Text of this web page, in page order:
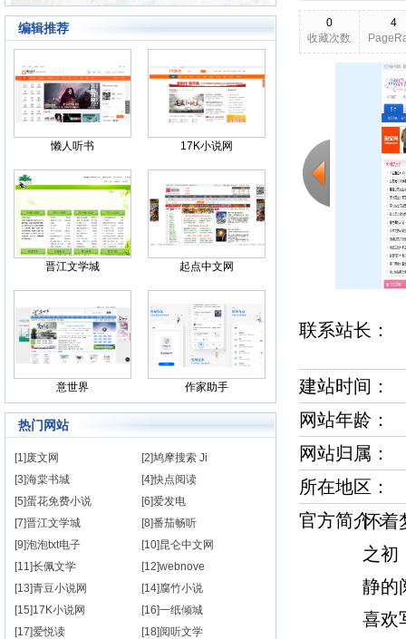
编辑推荐
懒人听书 17K小说网
晋江文学城 起点中文网
意世界 作家助手
热门网站
[1]废文网
[2]鸠摩搜索 Ji
[3]海棠书城
[4]快点阅读
[5]蛋花免费小说
[6]爱发电
[7]晋江文学城
[8]番茄畅听
[9]泡泡txt电子
[10]昆仑中文网
[11]长佩文学
[12]webnove
[13]青豆小说网
[14]腐竹小说
[15]17K小说网
[16]一纸倾城
[17]爱悦读
[18]阅听文学
0
收藏次数
4
联系站长
建站时间
网站年龄：
网站归属
所在地
官方简介
怀着
之初
静的
喜欢